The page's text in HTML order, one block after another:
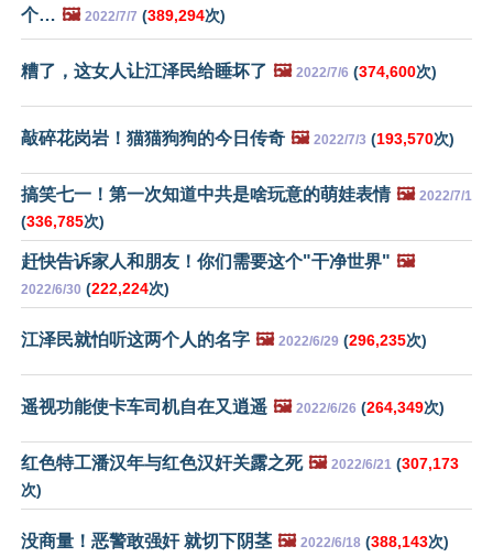
个… 🖼️ 2022/7/7 (389,294次)
糟了，这女人让江泽民给睡坏了 🖼️ 2022/7/6 (374,600次)
敲碎花岗岩！猫猫狗狗的今日传奇 🖼️ 2022/7/3 (193,570次)
搞笑七一！第一次知道中共是啥玩意的萌娃表情 🖼️ 2022/7/1
(336,785次)
赶快告诉家人和朋友！你们需要这个"干净世界" 🖼️
2022/6/30 (222,224次)
江泽民就怕听这两个人的名字 🖼️ 2022/6/29 (296,235次)
遥视功能使卡车司机自在又逍遥 🖼️ 2022/6/26 (264,349次)
红色特工潘汉年与红色汉奸关露之死 🖼️ 2022/6/21 (307,173
次)
没商量！恶警敢强奸 就切下阴茎 🖼️ 2022/6/18 (388,143次)